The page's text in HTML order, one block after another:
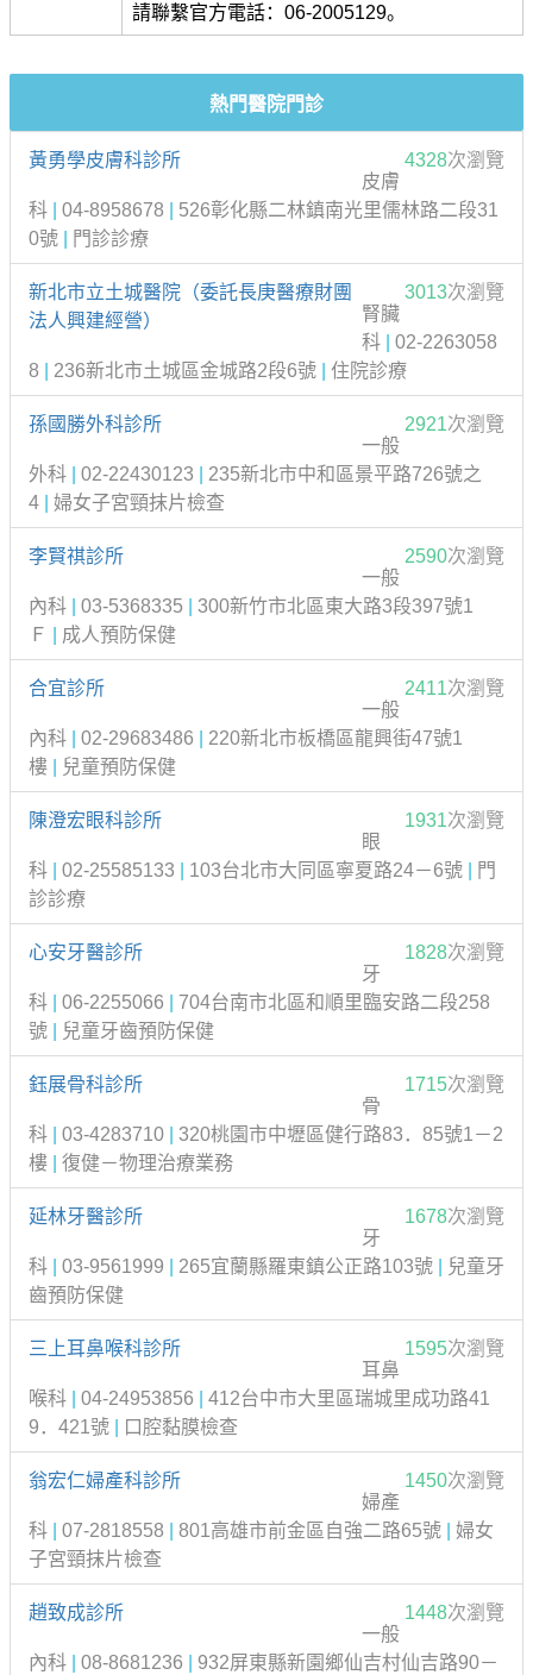
請聯繫官方電話：06-2005129。
熱門醫院門診
黃勇學皮膚科診所 4328次瀏覽
皮膚
科
04-8958678
526彰化縣二林鎮南光里儒林路二段31
0號
門診診療
新北市立土城醫院（委託長庚醫療財團
法人興建經營）
3013次瀏覽
腎臟
科
02-2263058
8
236新北市土城區金城路2段6號 住院診療
孫國勝外科診所 2921次瀏覽
一般
外科
02-22430123
235新北市中和區景平路726號之
4
婦女子宮頸抹片檢查
李賢祺診所 2590次瀏覽
一般
內科
03-5368335
300新竹市北區東大路3段397號1
Ｆ
成人預防保健
合宜診所 2411次瀏覽
一般
內科
02-29683486
220新北市板橋區龍興街47號1
樓
兒童預防保健
陳澄宏眼科診所 1931次瀏覽
眼
科
02-25585133 103台北市大同區寧夏路24－6號
門
診診療
心安牙醫診所 1828次瀏覽
牙
科
06-2255066
704台南市北區和順里臨安路二段258
號
兒童牙齒預防保健
鈺展骨科診所 1715次瀏覽
骨
科
03-4283710
320桃園市中壢區健行路83．85號1－2
樓
復健－物理治療業務
延林牙醫診所 1678次瀏覽
牙
科
03-9561999 265宜蘭縣羅東鎮公正路103號
兒童牙
齒預防保健
三上耳鼻喉科診所 1595次瀏覽
耳鼻
喉科
04-24953856
412台中市大里區瑞城里成功路41
9．421號
口腔黏膜檢查
翁宏仁婦產科診所 1450次瀏覽
婦產
科
07-2818558 801高雄市前金區自強二路65號
婦女
子宮頸抹片檢查
趙致成診所 1448次瀏覽
一般
內科
08-8681236
932屏東縣新園鄉仙吉村仙吉路90－